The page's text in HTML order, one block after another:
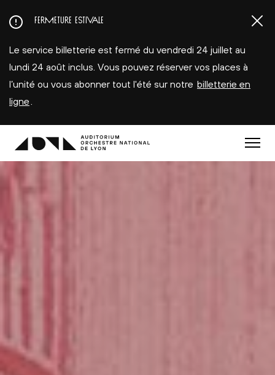
au
principal
FERMETURE ESTIVALE
Le service billetterie est fermé du vendredi 24 juillet au
lundi 24 août inclus. Vous pouvez réserver vos places à
l’unité ou vous abonner tout l'été sur notre billetterie en
ligne
Menu